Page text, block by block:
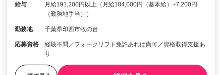
給与
月給191,200円以上（月給184,000円（基本給）+7,200円
（勤務地手当））
勤務地 千葉県印西市牧の台
応募資格
経験不問／フォークリフト免許あれば尚可／資格取得支援あ
り